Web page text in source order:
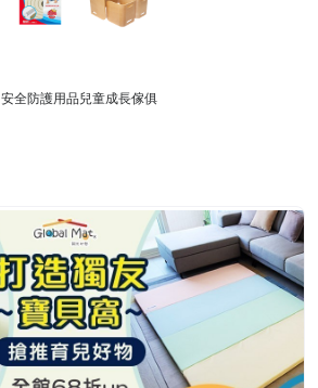
安全防護用品兒童成長傢俱